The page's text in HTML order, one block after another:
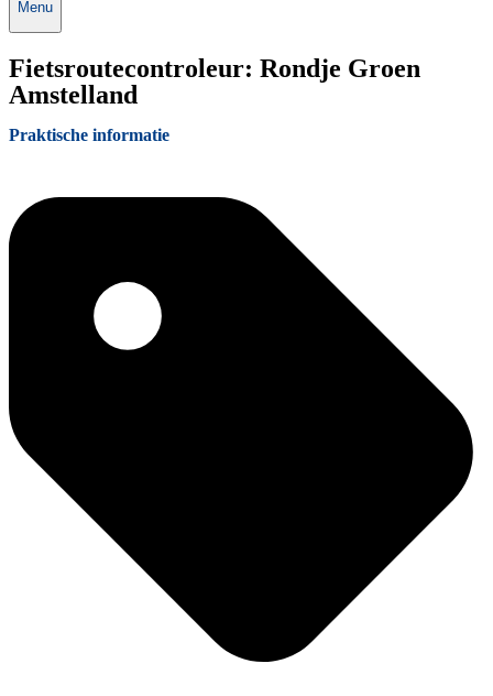
Menu
Fietsroutecontroleur: Rondje Groen
Amstelland
Praktische informatie